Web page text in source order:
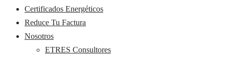
Certificados Energéticos
Reduce Tu Factura
Nosotros
ETRES Consultores